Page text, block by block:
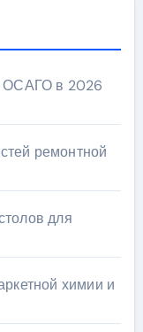
ОСАГО в 2026
ремонтной
для
химии и